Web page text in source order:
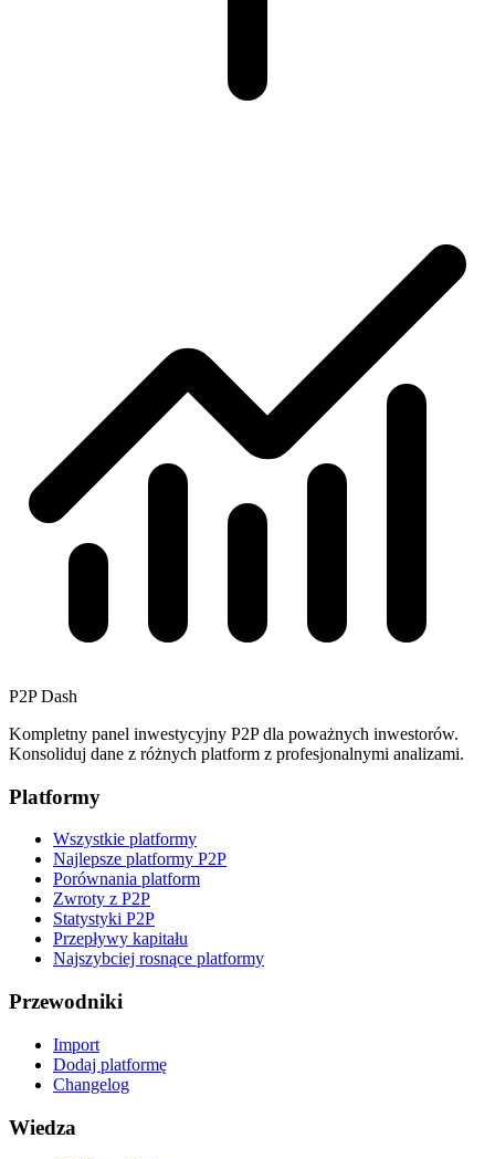
P2P Dash
Kompletny panel inwestycyjny P2P dla poważnych inwestorów.
Konsoliduj dane z różnych platform z profesjonalnymi analizami.
Platformy
Wszystkie platformy
Najlepsze platformy P2P
Porównania platform
Zwroty z P2P
Statystyki P2P
Przepływy kapitału
Najszybciej rosnące platformy
Przewodniki
Import
Dodaj platformę
Changelog
Wiedza